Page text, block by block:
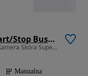
Opel Astra 1.6 BiTrb D (CDTI) Start/Stop Business
1598 cm3 • 160 KM • 100. % Oryginał Klima Kamera Skóra Super Stan z Niemiec
Manualna